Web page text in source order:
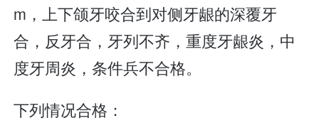
m，上下颌牙咬合到对侧牙龈的深覆牙
合，反牙合，牙列不齐，重度牙龈炎，中
度牙周炎，条件兵不合格。
下列情况合格：